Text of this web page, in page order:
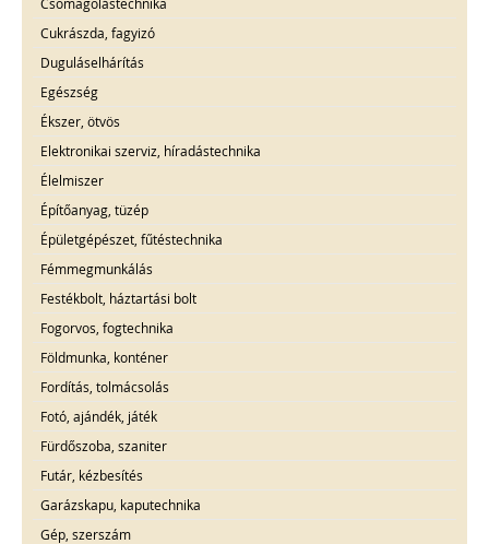
Cukrászda, fagyizó
Duguláselhárítás
Egészség
Ékszer, ötvös
Elektronikai szerviz, híradástechnika
Élelmiszer
Építőanyag, tüzép
Épületgépészet, fűtéstechnika
Fémmegmunkálás
Festékbolt, háztartási bolt
Fogorvos, fogtechnika
Földmunka, konténer
Fordítás, tolmácsolás
Fotó, ajándék, játék
Fürdőszoba, szaniter
Futár, kézbesítés
Garázskapu, kaputechnika
Gép, szerszám